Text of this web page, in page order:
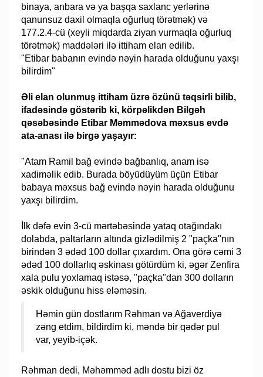
binaya, anbara və ya başqa saxlanc yerlərinə
qanunsuz daxil olmaqla oğurluq törətmək) və
177.2.4-cü (xeyli miqdarda ziyan vurmaqla oğurluq
törətmək) maddələri ilə ittiham elan edilib.
"Etibar babanın evində nəyin harada olduğunu yaxşı
bilirdim"
Əli elan olunmuş ittiham üzrə özünü təqsirli bilib,
ifadəsində göstərib ki, körpəlikdən Bilgəh
qəsəbəsində Etibar Məmmədova məxsus evdə
ata-anası ilə birgə yaşayır:
"Atam Ramil bağ evində bağbanlıq, anam isə
xadiməlik edib. Burada böyüdüyüm üçün Etibar
babaya məxsus bağ evində nəyin harada olduğunu
yaxşı bilirdim.
İlk dəfə evin 3-cü mərtəbəsində yataq otağındakı
dolabda, paltarların altında gizlədilmiş 2 "paçka"nın
birindən 3 ədəd 100 dollar çıxardım. Ona görə cəmi 3
ədəd 100 dollarlıq əskinası götürdüm ki, əgər Zenfira
xala pulu yoxlamaq istəsə, "paçka"dan 300 dolların
əskik olduğunu hiss eləməsin.
Həmin gün dostlarım Rəhman və Ağaverdiyə
zəng etdim, bildirdim ki, məndə bir qədər pul
var, yeyib-içək.
Rəhman dedi, Məhəmməd adlı dostu bizi öz